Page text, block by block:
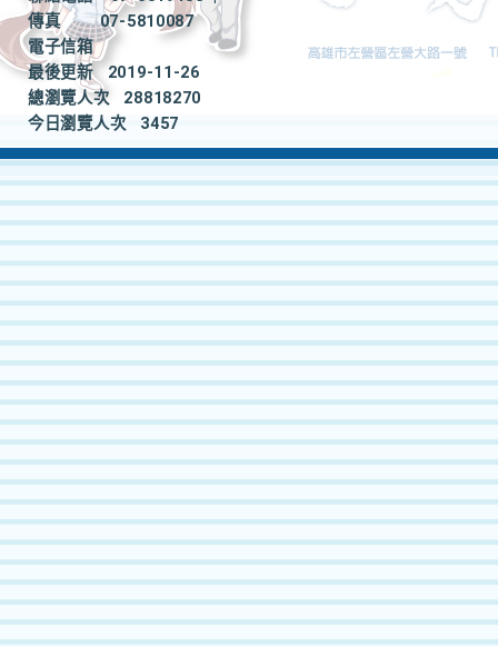
傳真
07-5810087
電子信箱
最後更新
2019-11-26
總瀏覽人次
28818270
今日瀏覽人次
3457